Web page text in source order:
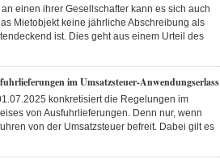
einen ihrer Gesellschafter kann es sich auch
Mietobjekt keine jährliche Abschreibung als
ist. Dies geht aus einem Urteil des
im Umsatzsteuer-Anwendungserlass
konkretisiert die Regelungen im
von Ausfuhrlieferungen. Denn nur, wenn
von der Umsatzsteuer befreit. Dabei gilt es